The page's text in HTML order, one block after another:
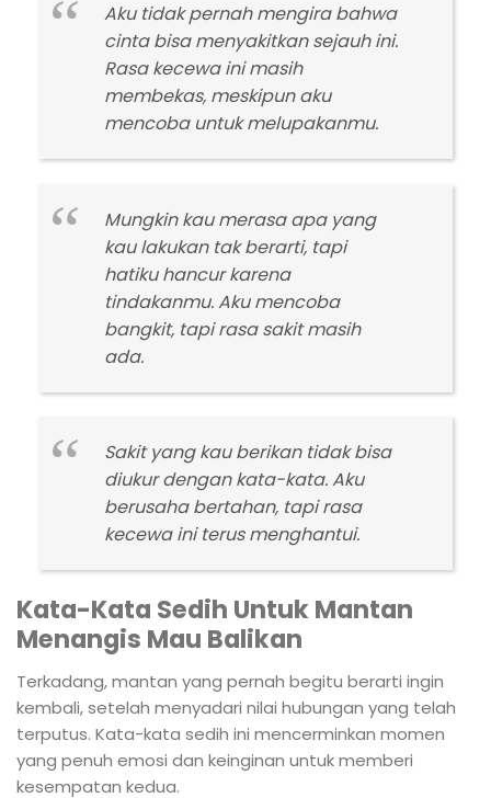
Aku tidak pernah mengira bahwa
cinta bisa menyakitkan sejauh ini.
Rasa kecewa ini masih
membekas, meskipun aku
mencoba untuk melupakanmu.
Mungkin kau merasa apa yang
kau lakukan tak berarti, tapi
hatiku hancur karena
tindakanmu. Aku mencoba
bangkit, tapi rasa sakit masih
ada.
Sakit yang kau berikan tidak bisa
diukur dengan kata-kata. Aku
berusaha bertahan, tapi rasa
kecewa ini terus menghantui.
Kata-Kata Sedih Untuk Mantan
Menangis Mau Balikan
Terkadang, mantan yang pernah begitu berarti ingin
kembali, setelah menyadari nilai hubungan yang telah
terputus. Kata-kata sedih ini mencerminkan momen
yang penuh emosi dan keinginan untuk memberi
kesempatan kedua.